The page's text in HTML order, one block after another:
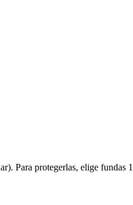
Para protegerlas, elige fundas